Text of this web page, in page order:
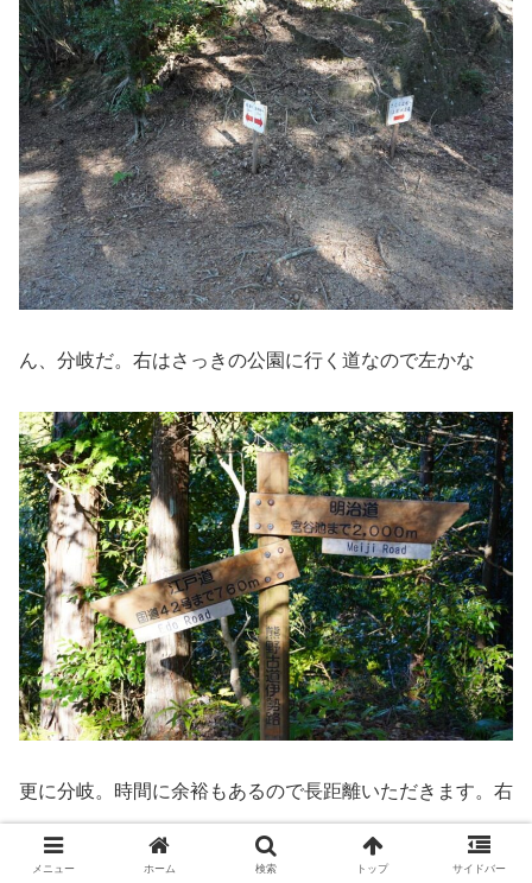
ん、分岐だ。右はさっきの公園に行く道なので左かな
更に分岐。時間に余裕もあるので長距離いただきます。右
メニュー ホーム 検索 トップ サイドバー